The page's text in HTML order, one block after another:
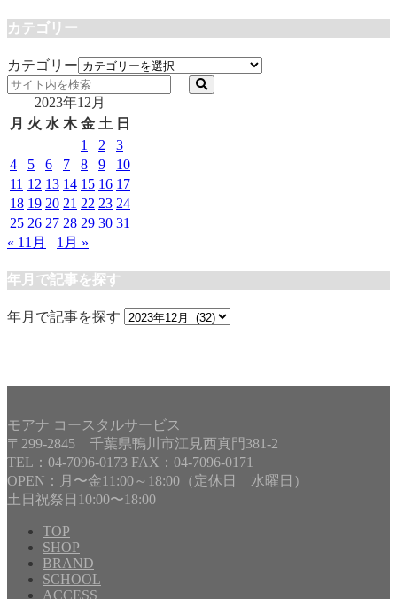
カテゴリー
カテゴリー
2023年12月
月 火 水 木 金 土 日
1
2
3
4
5 6 7 8 9
10
11 12 13 14 15 16 17
18 19 20 21 22 23 24
25 26 27 28 29 30 31
« 11月
1月 »
年月で記事を探す
年月で記事を探す
モアナ コースタルサービス
〒299-2845 千葉県鴨川市江見西真門381-2
TEL：04-7096-0173 FAX：04-7096-0171
OPEN：月〜金11:00～18:00（定休日 水曜日）
土日祝祭日10:00〜18:00
TOP
SHOP
BRAND
SCHOOL
ACCESS